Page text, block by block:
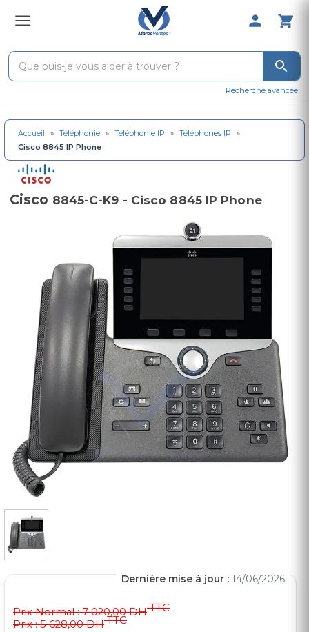
0 Produit
Recherche avancée
Accueil » Téléphonie » Téléphonie IP » Téléphones IP
»
Cisco 8845 IP Phone
Cisco 8845-C-K9 - Cisco 8845 IP Phone
Prix Normal :7 020,00 DHTTC
Prix : 5 628,00 DHTTC
Dernière mise à jour : 14/06/2026